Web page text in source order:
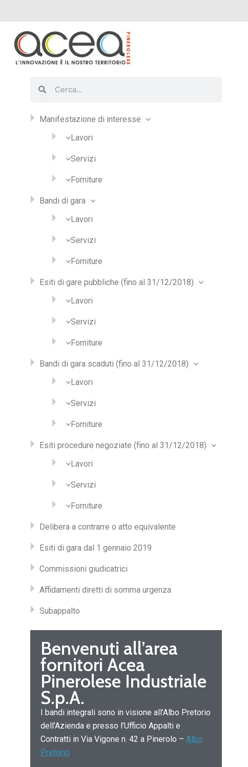
al
contenuto
Manifestazione di interesse
Lavori
Servizi
Forniture
Bandi di gara
Lavori
Servizi
Forniture
Esiti di gare pubbliche (fino al 31/12/2018)
Lavori
Servizi
Forniture
Bandi di gara scaduti (fino al 31/12/2018)
Lavori
Servizi
Forniture
Esiti procedure negoziate (fino al 31/12/2018)
Lavori
Servizi
Forniture
Delibera a contrarre o atto equivalente
Esiti di gara dal 1 gennaio 2019
Commissioni giudicatrici
Affidamenti diretti di somma urgenza
Subappalto
Benvenuti all’area
fornitori Acea
Pinerolese Industriale
S.p.A.
I bandi integrali sono in visione all’Albo Pretorio
dell’Azienda e presso l’Ufficio Appalti e
Contratti in Via Vigone n. 42 a Pinerolo – Albo
Pretorio